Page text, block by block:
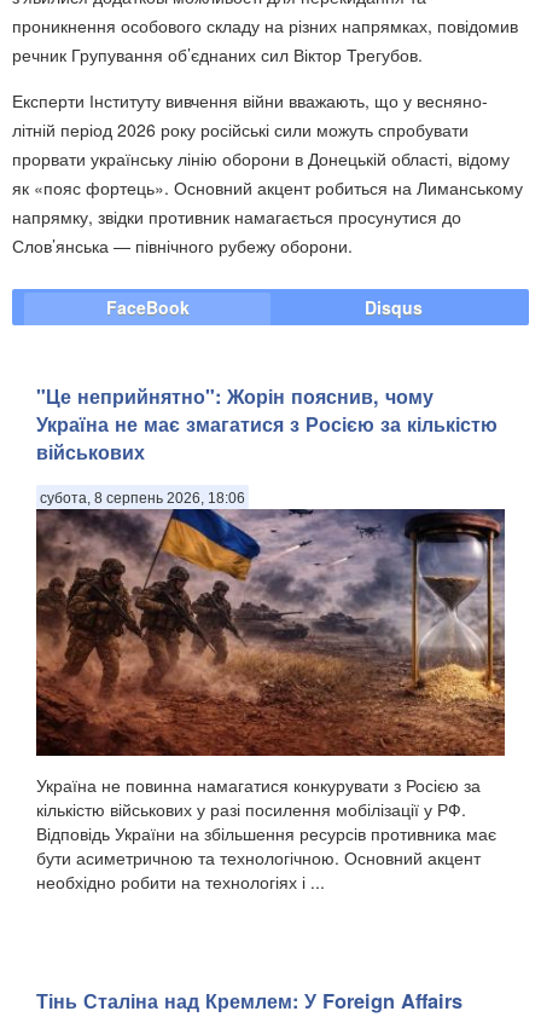
проникнення особового складу на різних напрямках, повідомив
речник Групування об’єднаних сил Віктор Трегубов.
Експерти Інституту вивчення війни вважають, що у весняно-
літній період 2026 року російські сили можуть спробувати
прорвати українську лінію оборони в Донецькій області, відому
як «пояс фортець». Основний акцент робиться на Лиманському
напрямку, звідки противник намагається просунутися до
Слов’янська — північного рубежу оборони.
FaceBook Disqus
"Це неприйнятно": Жорін пояснив, чому
Україна не має змагатися з Росією за кількістю
військових
субота, 8 серпень 2026, 18:06
Україна не повинна намагатися конкурувати з Росією за
кількістю військових у разі посилення мобілізації у РФ.
Відповідь України на збільшення ресурсів противника має
бути асиметричною та технологічною. Основний акцент
необхідно робити на технологіях і ...
Тінь Сталіна над Кремлем: У Foreign Affairs